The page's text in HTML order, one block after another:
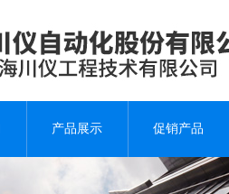
产品展示 促销产品